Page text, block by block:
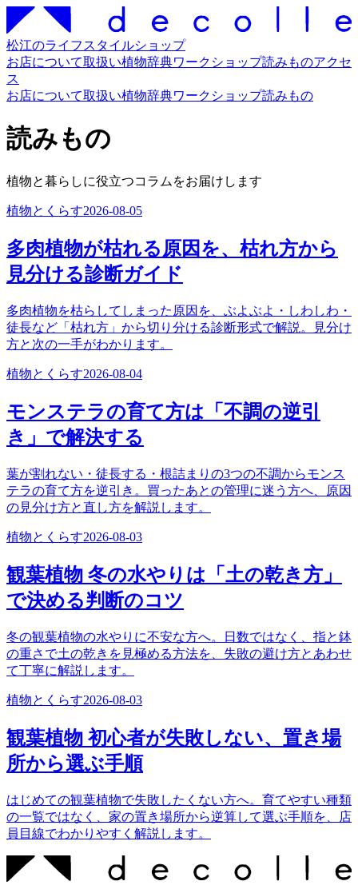
松江のライフスタイルショップ
お店について取扱い植物辞典ワークショップ読みものアクセ
ス
お店について取扱い植物辞典ワークショップ読みもの
読みもの
植物と暮らしに役立つコラムをお届けします
植物とくらす2026-08-05
多肉植物が枯れる原因を、枯れ方から
見分ける診断ガイド
多肉植物を枯らしてしまった原因を、ぶよぶよ・しわしわ・
徒長など「枯れ方」から切り分ける診断形式で解説。見分け
方と次の一手がわかります。
植物とくらす2026-08-04
モンステラの育て方は「不調の逆引
き」で解決する
葉が割れない・徒長する・根詰まりの3つの不調からモンス
テラの育て方を逆引き。買ったあとの管理に迷う方へ、原因
の見分け方と直し方を解説します。
植物とくらす2026-08-03
観葉植物 冬の水やりは「土の乾き方」
で決める判断のコツ
冬の観葉植物の水やりに不安な方へ。日数ではなく、指と鉢
の重さで土の乾きを見極める方法を、失敗の避け方とあわせ
て丁寧に解説します。
植物とくらす2026-08-03
観葉植物 初心者が失敗しない、置き場
所から選ぶ手順
はじめての観葉植物で失敗したくない方へ。育てやすい種類
の一覧ではなく、家の置き場所から逆算して選ぶ手順を、店
員目線でわかりやすく解説します。